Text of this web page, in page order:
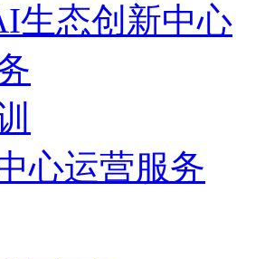
生态创新中心
心运营服务